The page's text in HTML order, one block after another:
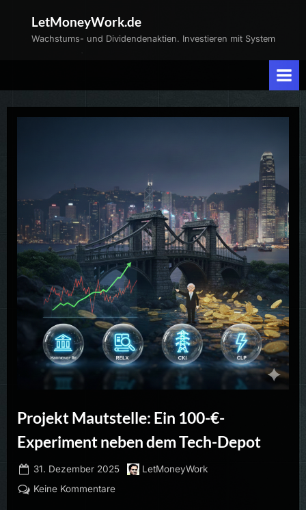
LetMoneyWork.de
Wachstums- und Dividendenaktien. Investieren mit System
Projekt Mautstelle: Ein 100-€-
Experiment neben dem Tech-Depot
Posted
on
31. Dezember 2025 By
LetMoneyWork
Keine Kommentarezu